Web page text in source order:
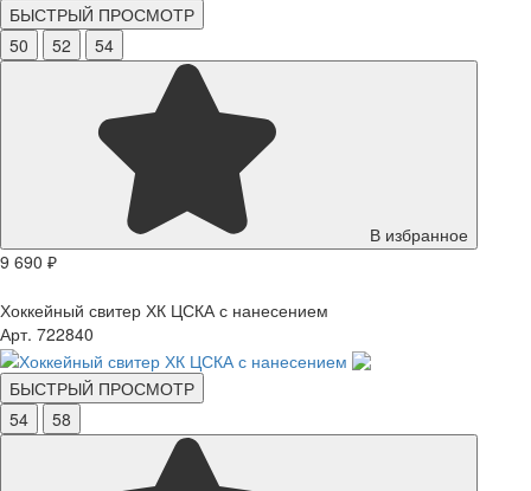
БЫСТРЫЙ ПРОСМОТР
50
52 54
В избранное
9 690 ₽
Хоккейный свитер ХК ЦСКА с нанесением
Арт. 722840
БЫСТРЫЙ ПРОСМОТР
54
58